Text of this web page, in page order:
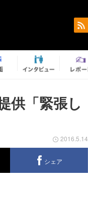
供「緊張し
2016.5.14
シェア